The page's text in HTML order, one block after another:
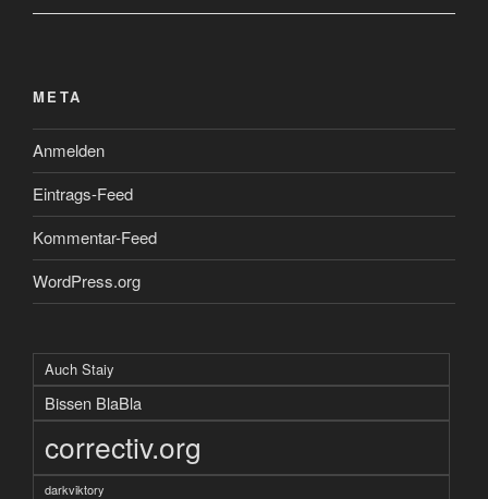
META
Anmelden
Eintrags-Feed
Kommentar-Feed
WordPress.org
Auch Staiy
Bissen BlaBla
correctiv.org
darkviktory